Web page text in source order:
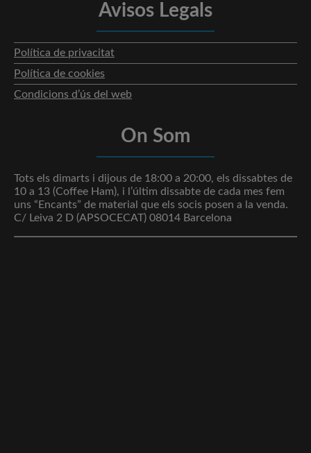
Avisos Legals
Política de privacitat
Política de cookies
Condicions d’ús del web
On Som
Tots els dimarts i dijous de 18:00 a 20:00, els dissabtes de
10 a 13 (Coffee Ham), i l’últim dissabte de cada mes fem
uns “Encants” de material que els socis posen a la venda.
C/ Leiva 2 D (APSOCECAT) 08014 Barcelona